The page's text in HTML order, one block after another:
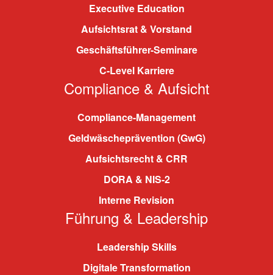
Executive Education
Aufsichtsrat & Vorstand
Geschäftsführer-Seminare
C-Level Karriere
Compliance & Aufsicht
Compliance-Management
Geldwäscheprävention (GwG)
Aufsichtsrecht & CRR
DORA & NIS-2
Interne Revision
Führung & Leadership
Leadership Skills
Digitale Transformation